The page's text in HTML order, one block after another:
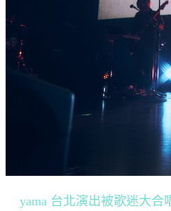
yama 台北演出被歌迷大合